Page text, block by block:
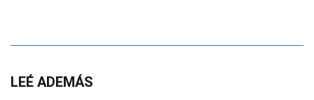
LEÉ ADEMÁS